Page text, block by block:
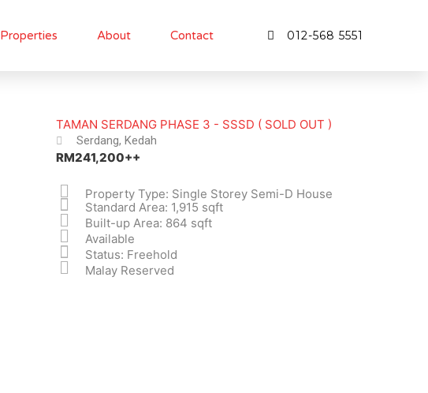
Properties About Contact 012-568 5551
TAMAN SERDANG PHASE 3 - SSSD ( SOLD OUT )
Serdang, Kedah
RM241,200++
Property Type: Single Storey Semi-D House
Standard Area: 1,915 sqft
Built-up Area: 864 sqft
Available
Status: Freehold
Malay Reserved